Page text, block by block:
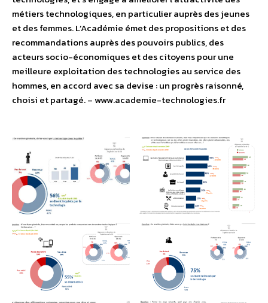
métiers technologiques, en particulier auprès des jeunes
et des femmes. L’Académie émet des propositions et des
recommandations auprès des pouvoirs publics, des
acteurs socio-économiques et des citoyens pour une
meilleure exploitation des technologies au service des
hommes, en accord avec sa devise : un progrès raisonné,
choisi et partagé. – www.academie-technologies.fr